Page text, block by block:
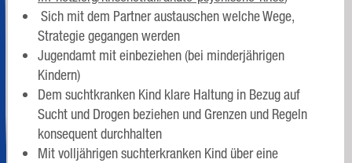
Sich mit dem Partner austauschen welche Wege,
Strategie gegangen werden
Jugendamt mit einbeziehen (bei minderjährigen
Kindern)
Dem suchtkranken Kind klare Haltung in Bezug auf
Sucht und Drogen beziehen und Grenzen und Regeln
konsequent durchhalten
Mit volljährigen suchterkranken Kind über eine